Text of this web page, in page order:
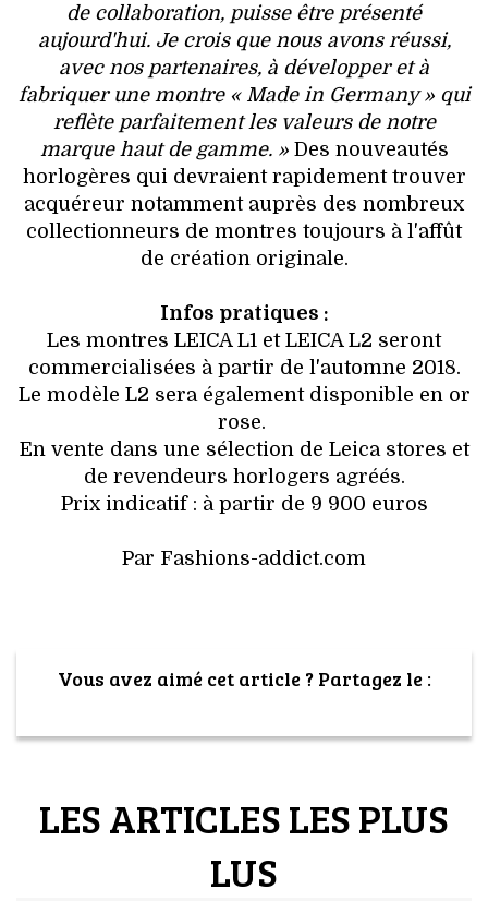
de collaboration, puisse être présenté
aujourd'hui. Je crois que nous avons réussi,
avec nos partenaires, à développer et à
fabriquer une montre « Made in Germany » qui
reflète parfaitement les valeurs de notre
marque haut de gamme. » Des nouveautés
horlogères qui devraient rapidement trouver
acquéreur notamment auprès des nombreux
collectionneurs de montres toujours à l'affût
de création originale.
Infos pratiques :
Les montres LEICA L1 et LEICA L2 seront
commercialisées à partir de l'automne 2018.
Le modèle L2 sera également disponible en or
rose.
En vente dans une sélection de Leica stores et
de revendeurs horlogers agréés.
Prix indicatif : à partir de 9 900 euros
Par Fashions-addict.com
Vous avez aimé cet article ? Partagez le :
LES ARTICLES LES PLUS
LUS